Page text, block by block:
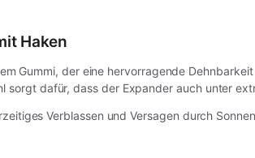
Haken
Gummi, der eine hervorragende
sorgt dafür, dass der Expander auch unter
Verblassen und Versagen durch